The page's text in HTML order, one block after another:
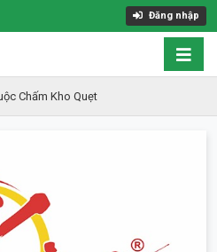
Đăng nhập
Chấm Kho Quẹt